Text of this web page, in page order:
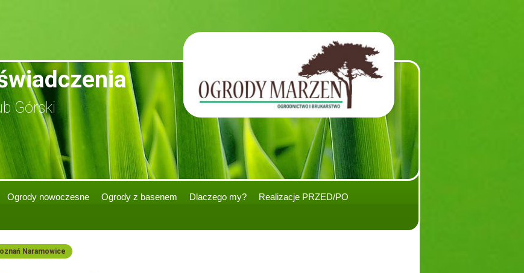
Górski tel. 505 620 451
Ogrody nowoczesne Ogrody z basenem Dlaczego my?
Realizacje PRZED/PO
Naramowice